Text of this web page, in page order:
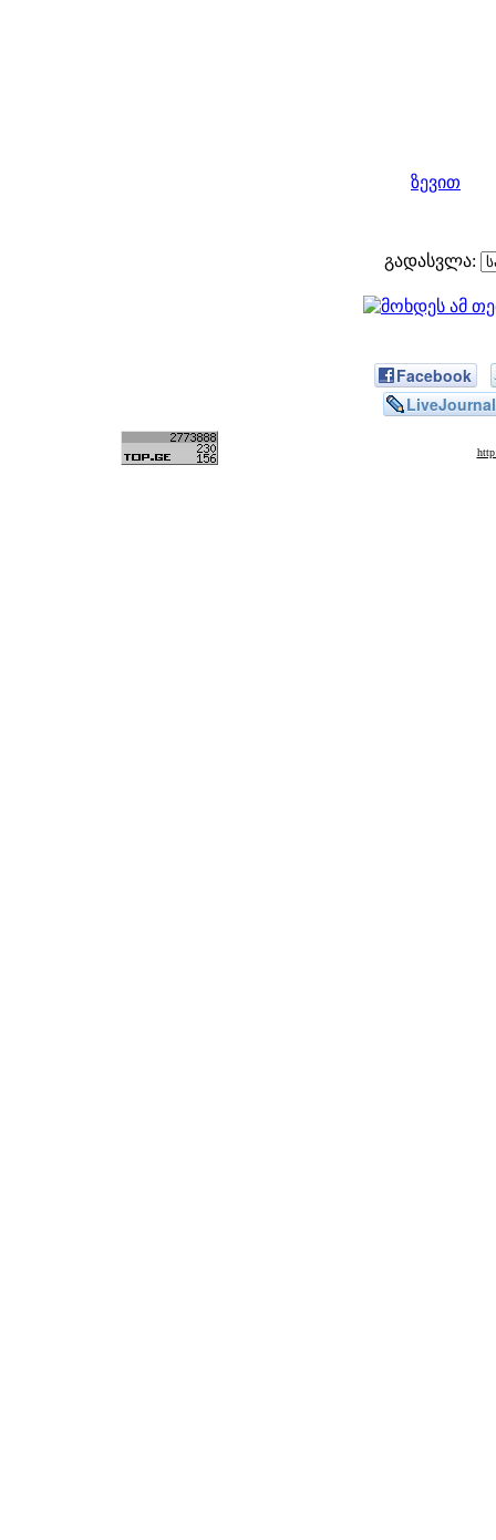
ზევით
გადასვლა:
Facebook
LiveJournal